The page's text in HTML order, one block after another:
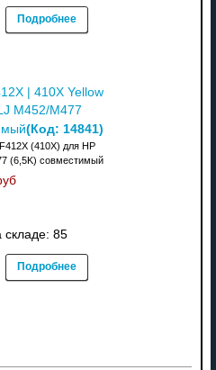
Подробнее
| 410X Yellow
M452/M477
(Код: 14841)
(410X) для HP
(6,5K) совместимый
складе: 85
Подробнее